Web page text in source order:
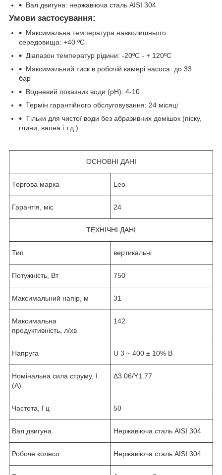
Вал двигуна: нержавіюча сталь AISI 304
Умови застосування:
Максимальна температура навколишнього
середовища: +40 ºС
Діапазон температур рідини: -20ºС - + 120ºС
Максимальний тиск в робочій камері насоса: до 33
бар
Водневий показник води (рН): 4-10
Термін гарантійного обслуговування: 24 місяці
Тільки для чистої води без абразивних домішок (піску,
глини, вапна і т.д.)
ОСНОВНІ ДАНІ
Торгова марка Leo
Гарантія, міс 24
ТЕХНІЧНІ ДАНІ
Тип вертикальні
Потужність, Вт 750
Максимальний напір, м 31
Максимальна
продуктивність, л/хв
142
Напруга U 3 ~ 400 ± 10% В
Номінальна сила струму, I
(А)
Δ3.06/Y1.77
Частота, Гц 50
Вал двигуна Нержавіюча сталь AISI 304
Робоче колесо Нержавіюча сталь AISI 304